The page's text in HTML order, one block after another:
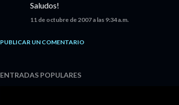
Saludos!
11 de octubre de 2007 a las 9:34 a.m.
PUBLICAR UN COMENTARIO
ENTRADAS POPULARES